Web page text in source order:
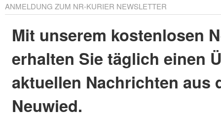
ANMELDUNG ZUM NR-KURIER NEWSLETTER
Mit unserem kostenlosen
erhalten Sie täglich einen
aktuellen Nachrichten aus
Neuwied.